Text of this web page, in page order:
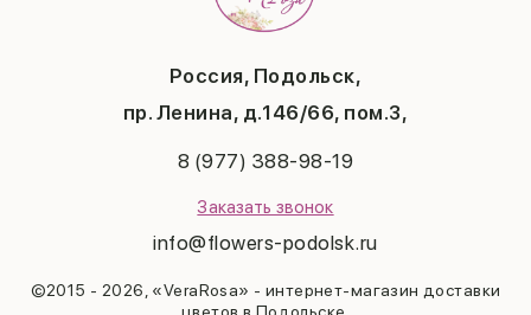
Россия, Подольск,
пр. Ленина, д.146/66, пом.3,
8 (977) 388-98-19
Заказать звонок
info@flowers-podolsk.ru
©2015 - 2026, «VeraRosa» - интернет-магазин доставки
Политика конфиденциальности
Последний звонок